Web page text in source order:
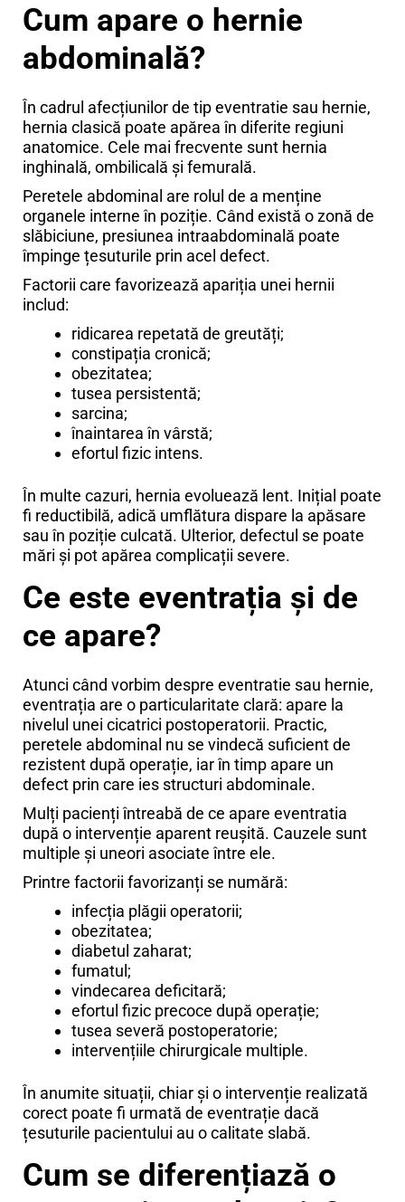
Cum apare o hernie
abdominală?
În cadrul afecțiunilor de tip eventratie sau hernie,
hernia clasică poate apărea în diferite regiuni
anatomice. Cele mai frecvente sunt hernia
inghinală, ombilicală și femurală.
Peretele abdominal are rolul de a menține
organele interne în poziție. Când există o zonă de
slăbiciune, presiunea intraabdominală poate
împinge țesuturile prin acel defect.
Factorii care favorizează apariția unei hernii
includ:
ridicarea repetată de greutăți;
constipația cronică;
obezitatea;
tusea persistentă;
sarcina;
înaintarea în vârstă;
efortul fizic intens.
În multe cazuri, hernia evoluează lent. Inițial poate
fi reductibilă, adică umflătura dispare la apăsare
sau în poziție culcată. Ulterior, defectul se poate
mări și pot apărea complicații severe.
Ce este eventrația și de
ce apare?
Atunci când vorbim despre eventratie sau hernie,
eventrația are o particularitate clară: apare la
nivelul unei cicatrici postoperatorii. Practic,
peretele abdominal nu se vindecă suficient de
rezistent după operație, iar în timp apare un
defect prin care ies structuri abdominale.
Mulți pacienți întreabă de ce apare eventratia
după o intervenție aparent reușită. Cauzele sunt
multiple și uneori asociate între ele.
Printre factorii favorizanți se numără:
infecția plăgii operatorii;
obezitatea;
diabetul zaharat;
fumatul;
vindecarea deficitară;
efortul fizic precoce după operație;
tusea severă postoperatorie;
intervențiile chirurgicale multiple.
În anumite situații, chiar și o intervenție realizată
corect poate fi urmată de eventrație dacă
țesuturile pacientului au o calitate slabă.
Cum se diferențiază o